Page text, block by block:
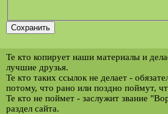
Те кто копирует наши материалы и
лучшие друзья.
Те кто таких ссылок не делает -
потому, что рано или поздно поймут,
Те кто не поймет - заслужит звание
раздел сайта.